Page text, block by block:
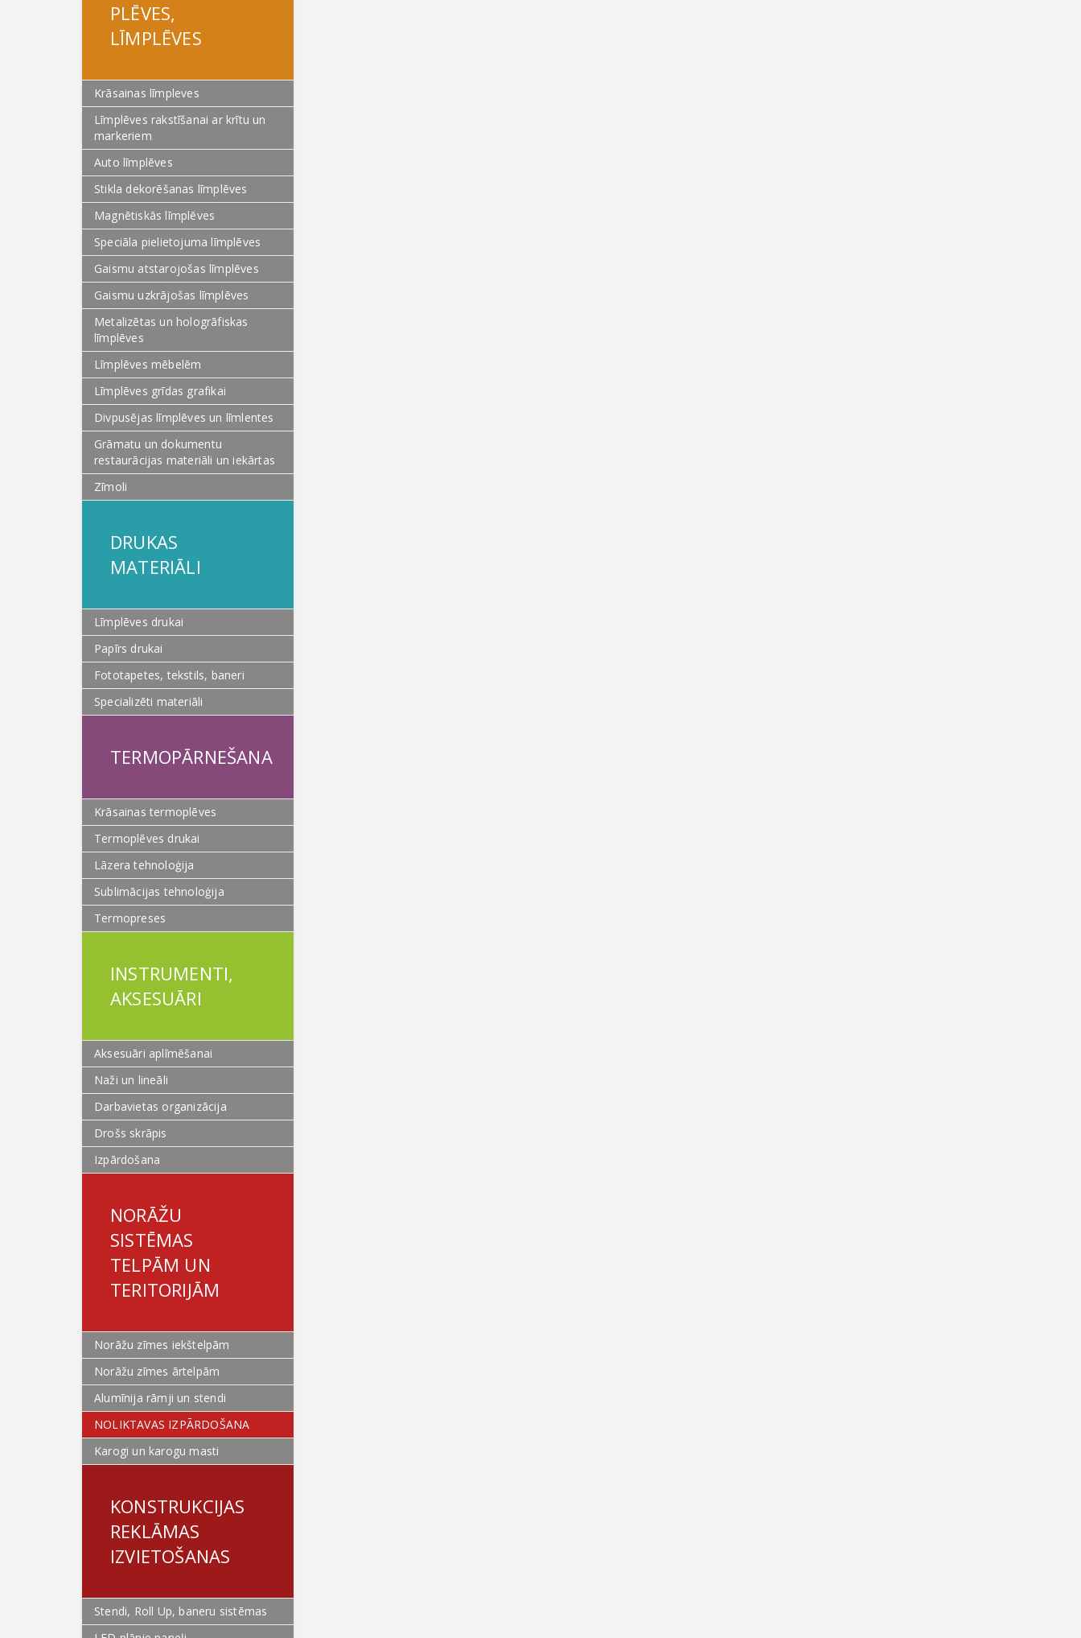
PLĒVES,
LĪMPLĒVES
Krāsainas līmpleves
Līmplēves rakstīšanai ar krītu un
markeriem
Auto līmplēves
Stikla dekorēšanas līmplēves
Magnētiskās līmplēves
Speciāla pielietojuma līmplēves
Gaismu atstarojošas līmplēves
Gaismu uzkrājošas līmplēves
Metalizētas un hologrāfiskas
līmplēves
Līmplēves mēbelēm
Līmplēves grīdas grafikai
Divpusējas līmplēves un līmlentes
Grāmatu un dokumentu
restaurācijas materiāli un iekārtas
Zīmoli
DRUKAS
MATERIĀLI
Līmplēves drukai
Papīrs drukai
Fototapetes, tekstils, baneri
Specializēti materiāli
TERMOPĀRNEŠANA
Krāsainas termoplēves
Termoplēves drukai
Lāzera tehnoloģija
Sublimācijas tehnoloģija
Termopreses
INSTRUMENTI,
AKSESUĀRI
Aksesuāri aplīmēšanai
Naži un lineāli
Darbavietas organizācija
Drošs skrāpis
Izpārdošana
NORĀŽU
SISTĒMAS
TELPĀM UN
TERITORIJĀM
Norāžu zīmes iekštelpām
Norāžu zīmes ārtelpām
Alumīnija rāmji un stendi
NOLIKTAVAS IZPĀRDOŠANA
Karogi un karogu masti
KONSTRUKCIJAS
REKLĀMAS
IZVIETOŠANAS
Stendi, Roll Up, baneru sistēmas